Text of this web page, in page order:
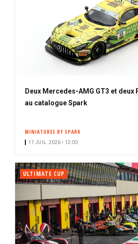
Deux Mercedes-AMG GT3 et deux
au catalogue Spark
MINIATURES BY SPARK
11 JUIL. 2026 • 12:00
ULTIMATE CUP